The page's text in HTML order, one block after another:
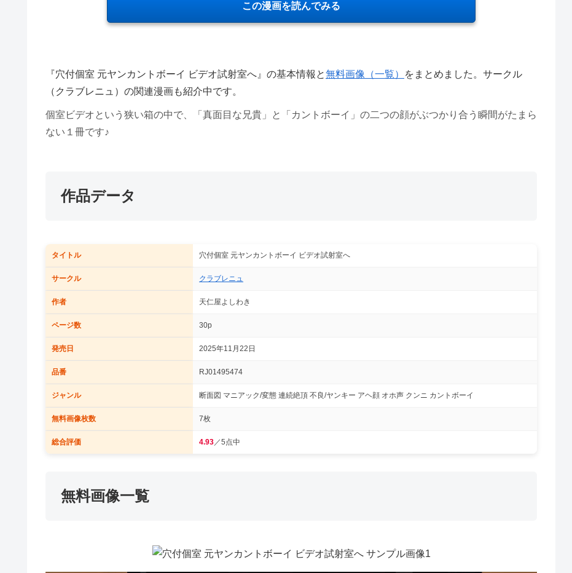
この漫画を読んでみる
『穴付個室 元ヤンカントボーイ ビデオ試射室へ』の基本情報と無料画像（一覧）
をまとめました。サークル
（クラブレニュ）の関連漫画も紹介中です。
個室ビデオという狭い箱の中で、「真面目な兄貴」と「カントボーイ」の二つの顔がぶつかり合う瞬間がたまら
ない１冊です♪
作品データ
タイトル 穴付個室 元ヤンカントボーイ ビデオ試射室へ
サークル クラブレニュ
作者 天仁屋よしわき
ページ数 30p
発売日 2025年11月22日
品番 RJ01495474
ジャンル 断面図 マニアック/変態 連続絶頂 不良/ヤンキー アヘ顔 オホ声 クンニ カントボーイ
無料画像枚数 7枚
総合評価 4.93／5点中
無料画像一覧